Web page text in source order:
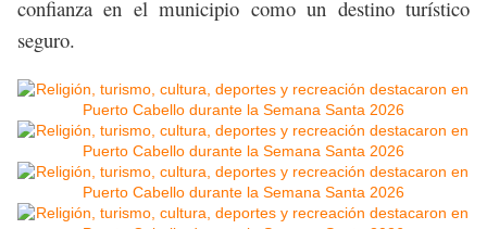
confianza en el municipio como un destino turístico
seguro.